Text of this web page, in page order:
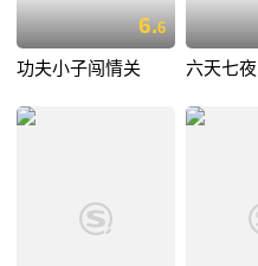
6.6
功夫小子闯情关 六天七夜